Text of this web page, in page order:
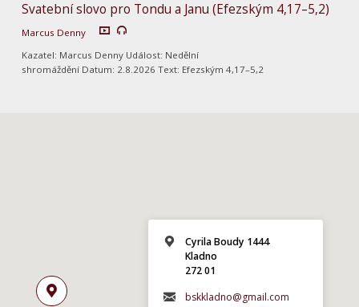
Svatební slovo pro Tondu a Janu (Efezským 4,17–5,2)
Marcus Denny
Kazatel: Marcus Denny Událost: Nedělní
shromáždění Datum: 2.8.2026 Text: Efezským 4,17–5,2
Cyrila Boudy 1444
Kladno
272 01
bskkladno@gmail.com